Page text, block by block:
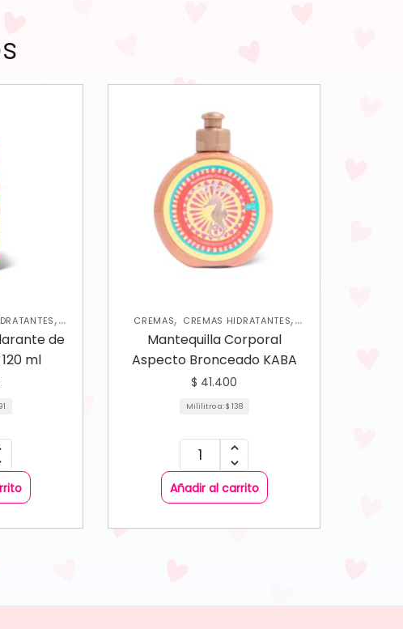
,
de
ml
CREMAS, CREMAS HIDRATANTES,
NUEVA COLECCIÓN,SKIN CARE
CORPORAL
Mantequilla Corporal
Aspecto Bronceado KABA
$ 41.400
Mililitro a:$ 138
Añadir al carrito